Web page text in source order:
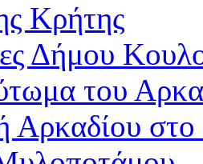
Κρήτης
Δήμου
του
Αρκαδίου